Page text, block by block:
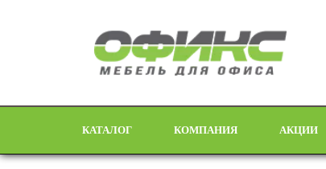
КАТАЛОГ КОМПАНИЯ АКЦИИ